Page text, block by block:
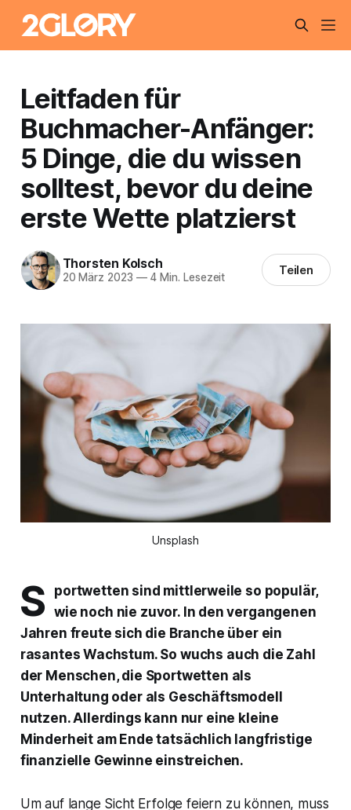
Leitfaden für
Buchmacher-Anfänger:
5 Dinge, die du wissen
solltest, bevor du deine
erste Wette platzierst
Thorsten Kolsch
20 März 2023 —4 Min. Lesezeit Teilen
Unsplash
S
portwetten sind mittlerweile so populär,
wie noch nie zuvor. In den vergangenen
Jahren freute sich die Branche über ein
rasantes Wachstum. So wuchs auch die Zahl
der Menschen, die Sportwetten als
Unterhaltung oder als Geschäftsmodell
nutzen. Allerdings kann nur eine kleine
Minderheit am Ende tatsächlich langfristige
finanzielle Gewinne einstreichen.
Um auf lange Sicht Erfolge feiern zu können, muss